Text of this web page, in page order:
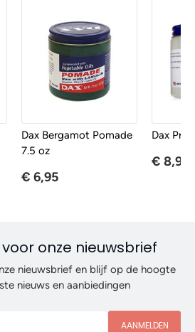
Dax Bergamot Pomade
7.5 oz
€ 6,95
Dax
€ 8,95
onze nieuwsbrief
nieuwsbrief en blijf op de hoogte
nieuws en aanbiedingen
AANMELDEN